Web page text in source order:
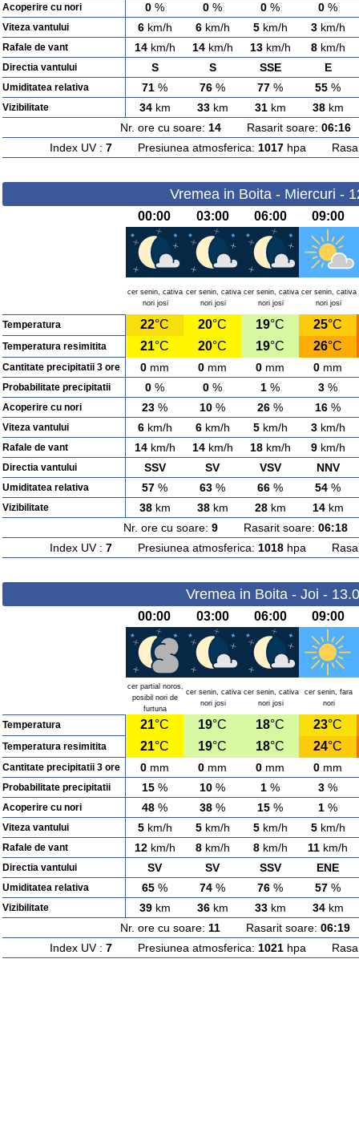
Acoperire cu nori 0 % 0 % 0 % 0 %
Viteza vantului 6km/h 6km/h 5km/h 3km/h
Rafale de vant 14km/h 14km/h 13km/h 8km/h
Directia vantului S S SSE E
Umiditatea relativa 71 % 76 % 77 % 55 %
Vizibilitate 34km 33km 31km 38km
Nr. ore cu soare: 14Rasarit soare: 06:16
Index UV : 7Presiunea atmosferica: 1017hpa
Vremea in Boita - Miercuri -
00:00 03:00 06:00 09:00
cer senin, cativa
nori josi
cer senin, cativa
nori josi
cer senin, cativa
nori josi
cer senin, cativa
nori josi
Temperatura 22°C 20°C 19°C 25°C
Temperatura resimitita 21°C 20°C 19°C 26°C
Cantitate precipitatii 3 ore 0 mm 0 mm 0 mm 0 mm
Probabilitate precipitatii 0 % 0 % 1 % 3 %
Acoperire cu nori 23 % 10 % 26 % 16 %
Viteza vantului 6km/h 6km/h 5km/h 3km/h
Rafale de vant 14km/h 14km/h 18km/h 9km/h
Directia vantului SSV SV VSV NNV
Umiditatea relativa 57 % 63 % 66 % 54 %
Vizibilitate 38km 38km 28km 14km
Nr. ore cu soare: 9Rasarit soare: 06:18
Index UV : 7Presiunea atmosferica: 1018hpa
Vremea in Boita - Joi -
00:00 03:00 06:00 09:00
cer partial noros,
posibil nori de
furtuna
cer senin, cativa
nori josi
cer senin, cativa
nori josi
cer senin, fara
nori
Temperatura 21°C 19°C 18°C 23°C
Temperatura resimitita 21°C 19°C 18°C 24°C
Cantitate precipitatii 3 ore 0 mm 0 mm 0 mm 0 mm
Probabilitate precipitatii 15 % 10 % 1 % 3 %
Acoperire cu nori 48 % 38 % 15 % 1 %
Viteza vantului 5km/h 5km/h 5km/h 5km/h
Rafale de vant 12km/h 8km/h 8km/h 11 km/h
Directia vantului SV SV SSV ENE
Umiditatea relativa 65 % 74 % 76 % 57 %
Vizibilitate 39km 36km 33km 34km
Nr. ore cu soare: 11 Rasarit soare: 06:19
Index UV : 7Presiunea atmosferica: 1021hpa